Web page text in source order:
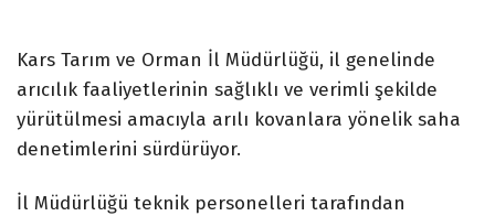
Kars Tarım ve Orman İl Müdürlüğü, il genelinde
arıcılık faaliyetlerinin sağlıklı ve verimli şekilde
yürütülmesi amacıyla arılı kovanlara yönelik saha
denetimlerini sürdürüyor.
İl Müdürlüğü teknik personelleri tarafından